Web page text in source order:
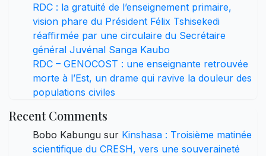
RDC : la gratuité de l’enseignement primaire,
vision phare du Président Félix Tshisekedi
réaffirmée par une circulaire du Secrétaire
général Juvénal Sanga Kaubo
RDC – GENOCOST : une enseignante retrouvée
morte à l’Est, un drame qui ravive la douleur des
populations civiles
Recent Comments
Bobo Kabungu sur Kinshasa : Troisième matinée
scientifique du CRESH, vers une souveraineté